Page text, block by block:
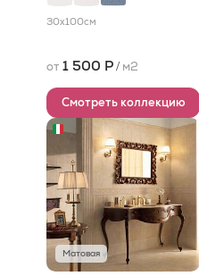
30x100см
от 1 500 Р/ м2
Смотреть коллекцию
Матовая